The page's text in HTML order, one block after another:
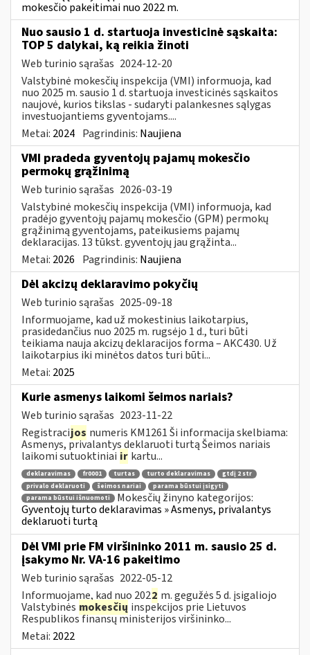
mokesčio pakeitimai nuo 2022 m.
Nuo sausio 1 d. startuoja investicinė sąskaita:
TOP 5 dalykai, ką reikia žinoti
Web turinio sąrašas 2024-12-20
Valstybinė mokesčių inspekcija (VMI) informuoja, kad
nuo 2025 m. sausio 1 d. startuoja investicinės sąskaitos
naujovė, kurios tikslas - sudaryti palankesnes sąlygas
investuojantiems gyventojams....
Metai: 2024 Pagrindinis: Naujiena
VMI pradeda gyventojų pajamų mokesčio
permokų grąžinimą
Web turinio sąrašas 2026-03-19
Valstybinė mokesčių inspekcija (VMI) informuoja, kad
pradėjo gyventojų pajamų mokesčio (GPM) permokų
grąžinimą gyventojams, pateikusiems pajamų
deklaracijas. 13 tūkst. gyventojų jau grąžinta...
Metai: 2026 Pagrindinis: Naujiena
​​​​​​​Dėl akcizų deklaravimo pokyčių
Web turinio sąrašas 2025-09-18
Informuojame, kad už mokestinius laikotarpius,
prasidedančius nuo 2025 m. rugsėjo 1 d., turi būti
teikiama nauja akcizų deklaracijos forma – AKC430. Už
laikotarpius iki minėtos datos turi būti...
Metai: 2025
Kurie asmenys laikomi šeimos nariais?
Web turinio sąrašas 2023-11-22
Registracijos numeris KM1261 Ši informacija skelbiama:
Asmenys, privalantys deklaruoti turtą Šeimos nariais
laikomi sutuoktiniai ir kartu...
deklaravimas fr0001 turtas turto deklaravimas
gtdį 2 str
privalo deklaruoti
šeimos nariai
parama būstui įsigyti
parama būstui išnuomoti
Mokesčių žinyno kategorijos:
Gyventojų turto deklaravimas » Asmenys, privalantys
deklaruoti turtą
Dėl VMI prie FM viršininko 2011 m. sausio 25 d.
įsakymo Nr. VA-16 pakeitimo
Web turinio sąrašas 2022-05-12
Informuojame, kad nuo 2022 m. gegužės 5 d. įsigaliojo
Valstybinės mokesčių inspekcijos prie Lietuvos
Respublikos finansų ministerijos viršininko...
Metai: 2022